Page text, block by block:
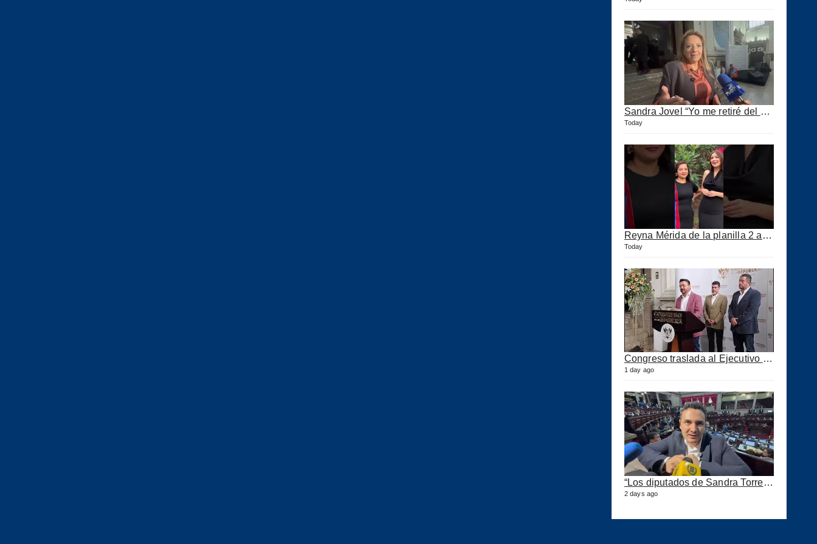
Sandra Jovel “Yo me retiré del Partido Fuerza”
Today
Reyna Mérida de la planilla 2 agradeció a los CPA por su confianza
Today
Congreso traslada al Ejecutivo las reformas a la Ley del IUSI tras firma del Decreto 18-2026
1 day ago
“Los diputados de Sandra Torres lo que quieren es extorsionar” expresa Samuel Pérez
2 days ago